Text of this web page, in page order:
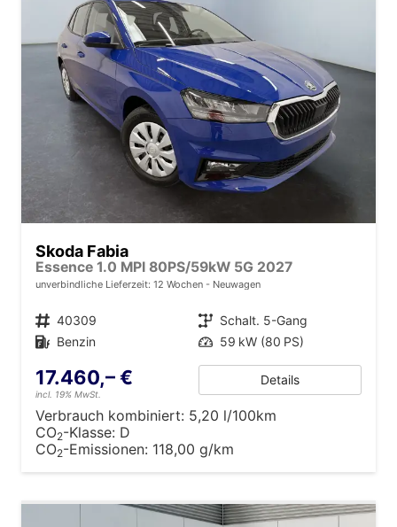
Skoda Fabia
Essence 1.0 MPI 80PS/59kW 5G 2027
unverbindliche Lieferzeit: 12 Wochen Neuwagen
Fahrzeugnr. 40309 Getriebe Schalt. 5-Gang
Kraftstoff Benzin Leistung 59 kW (80 PS)
17.460,– €
incl. 19% MwSt.
Details
Verbrauch kombiniert: 5,20 l/100km
CO2-Klasse: D
CO2-Emissionen: 118,00 g/km